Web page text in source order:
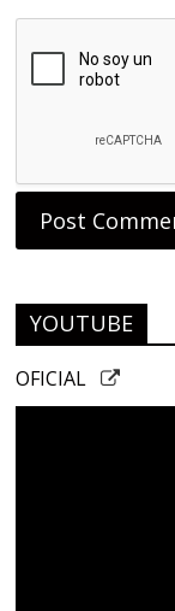
YOUTUBE
OFICIAL